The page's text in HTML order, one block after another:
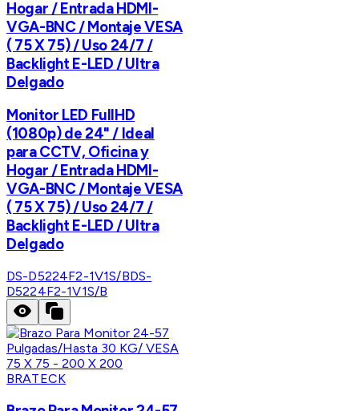
Hogar / Entrada HDMI-
VGA-BNC / Montaje VESA
( 75 X 75) / Uso 24/7 /
Backlight E-LED / Ultra
Delgado
Monitor LED FullHD
(1080p) de 24" / Ideal
para CCTV, Oficina y
Hogar / Entrada HDMI-
VGA-BNC / Montaje VESA
( 75 X 75) / Uso 24/7 /
Backlight E-LED / Ultra
Delgado
DS-D5224F2-1V1S/BDS-
D5224F2-1V1S/B
BRATECK